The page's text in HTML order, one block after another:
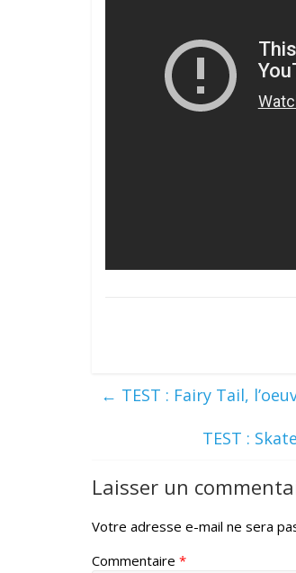
← TEST : Fairy Tail,
TEST :
Laisser un
Votre adresse e-mail ne sera
Commentaire *